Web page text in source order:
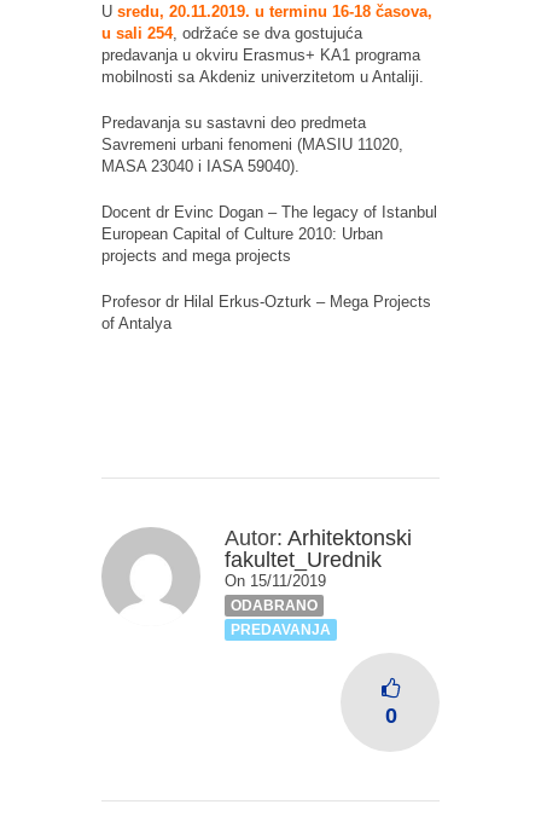
U sredu, 20.11.2019. u terminu 16-18 časova,
u sali 254, održaće se dva gostujuća
predavanja u okviru Erasmus+ KA1 programa
mobilnosti sa Akdeniz univerzitetom u Antaliji.
Predavanja su sastavni deo predmeta
Savremeni urbani fenomeni (MASIU 11020,
MASA 23040 i IASA 59040).
Docent dr Evinc Dogan – The legacy of Istanbul
European Capital of Culture 2010: Urban
projects and mega projects
Profesor dr Hilal Erkus-Ozturk – Mega Projects
of Antalya
Autor: Arhitektonski
fakultet_Urednik
On 15/11/2019
ODABRANO
PREDAVANJA
0